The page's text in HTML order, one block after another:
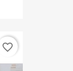
favorite_border